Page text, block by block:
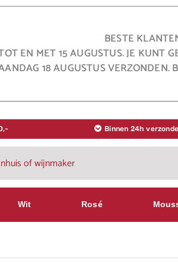
BESTE
EN MET 15 AUGUSTUS. JE KUNT
18 AUGUSTUS VERZONDEN.
Binnen 24h
Wit Rosé